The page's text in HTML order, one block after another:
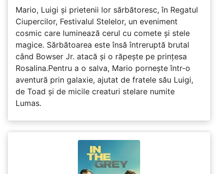
Mario, Luigi și prietenii lor sărbătoresc, în Regatul
Ciupercilor, Festivalul Stelelor, un eveniment
cosmic care luminează cerul cu comete și stele
magice. Sărbătoarea este însă întreruptă brutal
când Bowser Jr. atacă și o răpește pe prinţesa
Rosalina.Pentru a o salva, Mario pornește într-o
aventură prin galaxie, ajutat de fratele său Luigi,
de Toad și de micile creaturi stelare numite
Lumas.